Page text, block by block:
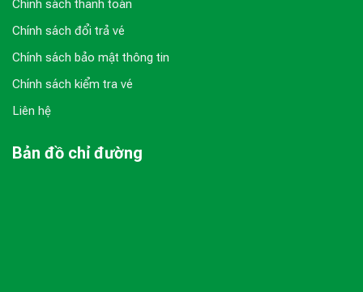
Chính sách thanh toán
Chính sách đổi trả vé
Chính sách bảo mật thông tin
Chính sách kiểm tra vé
Liên hệ
Bản đồ chỉ đường